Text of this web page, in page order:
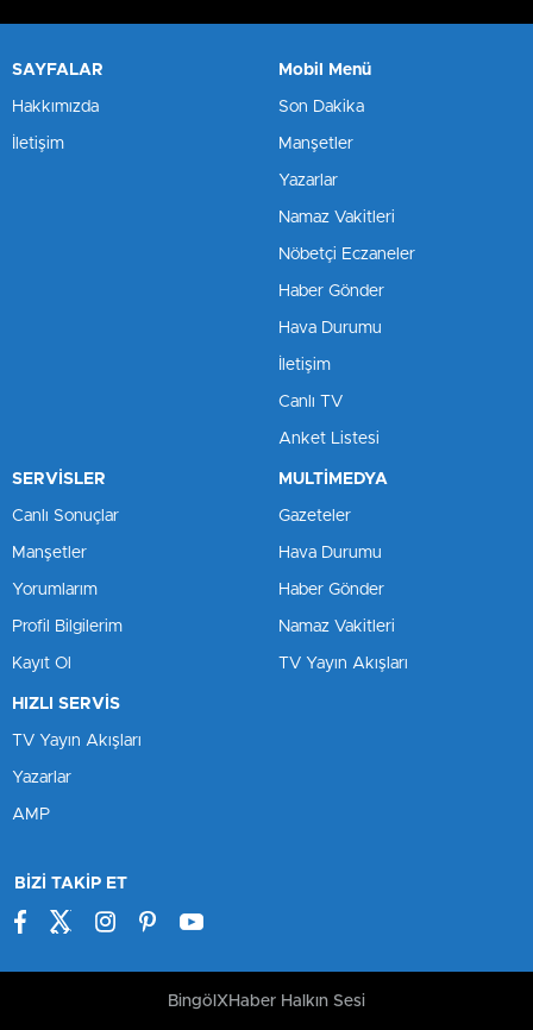
SAYFALAR
Hakkımızda
İletişim
Mobil Menü
Son Dakika
Manşetler
Yazarlar
Namaz Vakitleri
Nöbetçi Eczaneler
Haber Gönder
Hava Durumu
İletişim
Canlı TV
Anket Listesi
SERVİSLER
Canlı Sonuçlar
Manşetler
Yorumlarım
Profil Bilgilerim
Kayıt Ol
MULTİMEDYA
Gazeteler
Hava Durumu
Haber Gönder
Namaz Vakitleri
TV Yayın Akışları
HIZLI SERVİS
TV Yayın Akışları
Yazarlar
AMP
BİZİ TAKİP ET
BingölXHaber Halkın Sesi